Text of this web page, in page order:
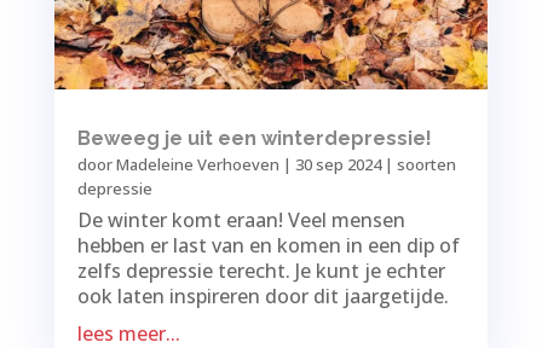
Beweeg je uit een winterdepressie!
doorMadeleine Verhoeven | 30 sep 2024| soorten
depressie
De winter komt eraan! Veel mensen
hebben er last van en komen in een dip of
zelfs depressie terecht. Je kunt je echter
ook laten inspireren door dit jaargetijde.
lees meer...